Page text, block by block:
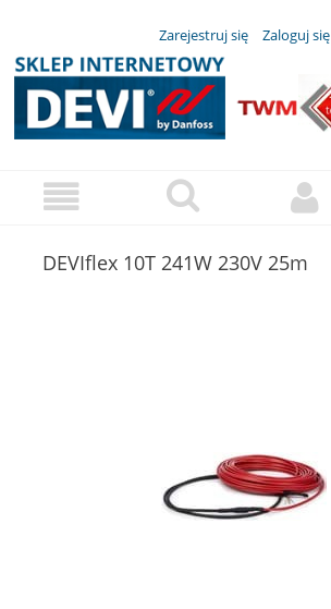
Zarejestruj się Zaloguj się
DEVIflex 10T 241W 230V 25m